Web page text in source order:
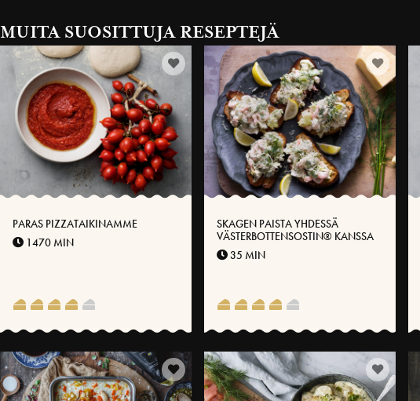
MUITA SUOSITTUJA RESEPTEJÄ
PARAS PIZZATAIKINAMME
1470 MIN
SKAGEN PAISTA YHDESSÄ
VÄSTERBOTTENSOSTIN® KANSSA
35 MIN